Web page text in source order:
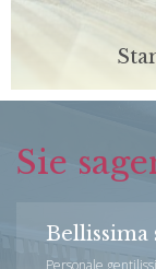
Unsere
Sie
Bellissima
Personale